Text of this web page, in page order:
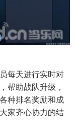
每天进行实时对
帮助战队升级，
种排名奖励和成
家齐心协力的结